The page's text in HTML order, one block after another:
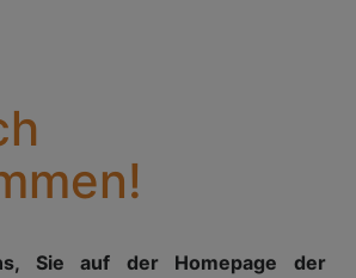
Sie auf der Homepage der